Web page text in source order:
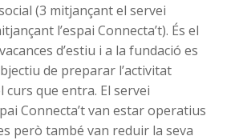
(3 mitjançant el servei
l’espai Connecta’t). És el
d’estiu i a la fundació es
de preparar l’activitat
curs que entra. El servei
Connecta’t van estar operatius
però també van reduir la seva